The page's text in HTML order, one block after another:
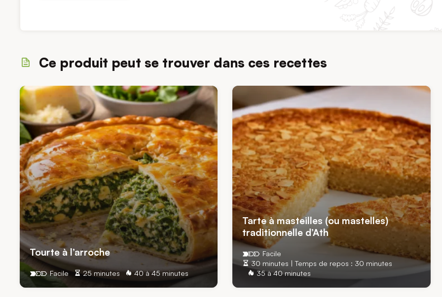
Ce produit peut se trouver dans ces recettes
Tourte à l’arroche
25 minutes 40 à 45 minutes
Facile
Tarte à masteilles (ou mastelles)
traditionnelle d’Ath
30 minutes | Temps de repos : 30 minutes
35 à 40 minutes
Facile